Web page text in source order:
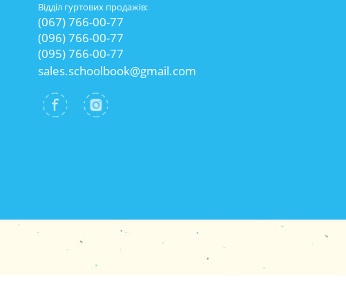
Відділ гуртових продажів:
(067) 766-00-77
(096) 766-00-77
(095) 766-00-77
sales.schoolbook@gmail.com